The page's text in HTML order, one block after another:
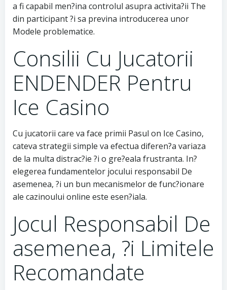
a fi capabil men?ina controlul asupra activita?ii The
din participant ?i sa previna introducerea unor
Modele problematice.
Consilii Cu Jucatorii
ENDENDER Pentru
Ice Casino
Cu jucatorii care va face primii Pasul on Ice Casino,
cateva strategii simple va efectua diferen?a variaza
de la multa distrac?ie ?i o gre?eala frustranta. In?
elegerea fundamentelor jocului responsabil De
asemenea, ?i un bun mecanismelor de func?ionare
ale cazinoului online este esen?iala.
Jocul Responsabil De
asemenea, ?i Limitele
Recomandate